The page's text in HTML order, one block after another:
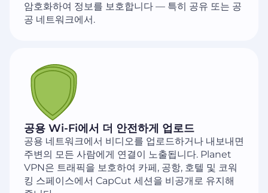
암호화하여 정보를 보호합니다 — 특히 공유 또는 공
공 네트워크에서.
공용 Wi-Fi에서 더 안전하게 업로드
공용 네트워크에서 비디오를 업로드하거나 내보내면
주변의 모든 사람에게 연결이 노출됩니다. Planet
VPN은 트래픽을 보호하여 카페, 공항, 호텔 및 코워
킹 스페이스에서 CapCut 세션을 비공개로 유지해